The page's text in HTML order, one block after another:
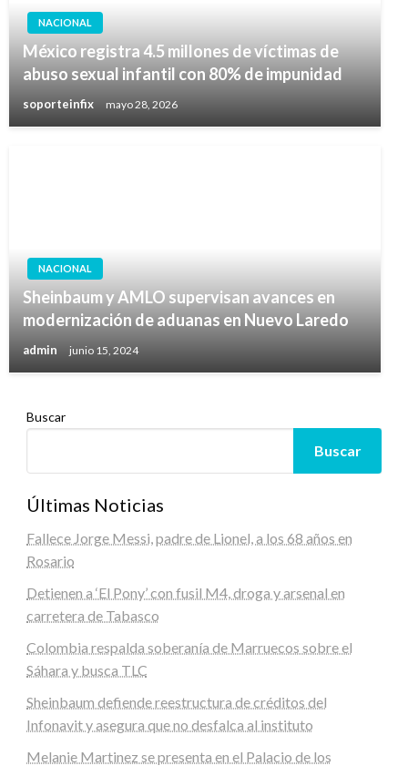
NACIONAL
México registra 4.5 millones de víctimas de
abuso sexual infantil con 80% de impunidad
soporteinfix mayo 28, 2026
NACIONAL
Sheinbaum y AMLO supervisan avances en
modernización de aduanas en Nuevo Laredo
admin junio 15, 2024
Buscar
Buscar
Últimas Noticias
Fallece Jorge Messi, padre de Lionel, a los 68 años en
Rosario
Detienen a ‘El Pony’ con fusil M4, droga y arsenal en
carretera de Tabasco
Colombia respalda soberanía de Marruecos sobre el
Sáhara y busca TLC
Sheinbaum defiende reestructura de créditos del
Infonavit y asegura que no desfalca al instituto
Melanie Martinez se presenta en el Palacio de los